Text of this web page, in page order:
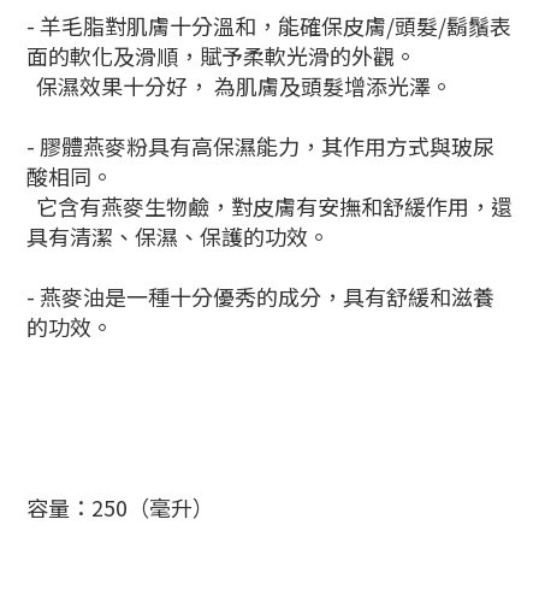
- 羊毛脂對肌膚十分溫和，能確保皮膚/頭髮/鬍鬚表
面的軟化及滑順，賦予柔軟光滑的外觀。
保濕效果十分好， 為肌膚及頭髮增添光澤。
- 膠體燕麥粉具有高保濕能力， 其作用方式與玻尿
酸相同。
它含有燕麥生物鹼，對皮膚有安撫和舒緩作用，還
具有清潔、保濕、保護的功效。
- 燕麥油是一種十分優秀的成分，具有舒緩和滋養
的功效。
容量：250（毫升）